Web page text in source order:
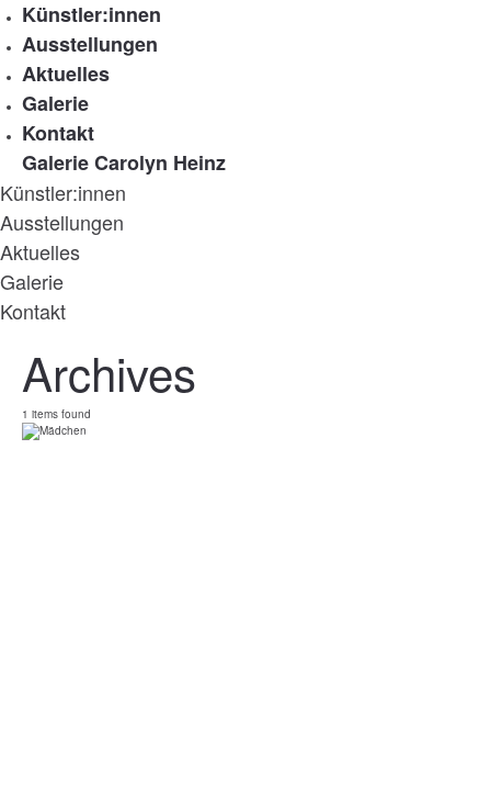
Künstler:innen
Ausstellungen
Aktuelles
Galerie
Kontakt
Galerie Carolyn Heinz
Künstler:innen
Ausstellungen
Aktuelles
Galerie
Kontakt
Archives
1 items found